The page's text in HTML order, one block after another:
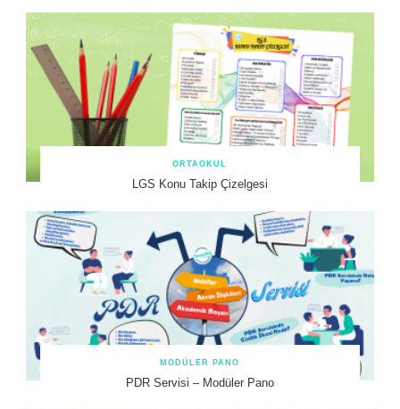
ORTAOKUL
LGS Konu Takip Çizelgesi
MODÜLER PANO
PDR Servisi – Modüler Pano